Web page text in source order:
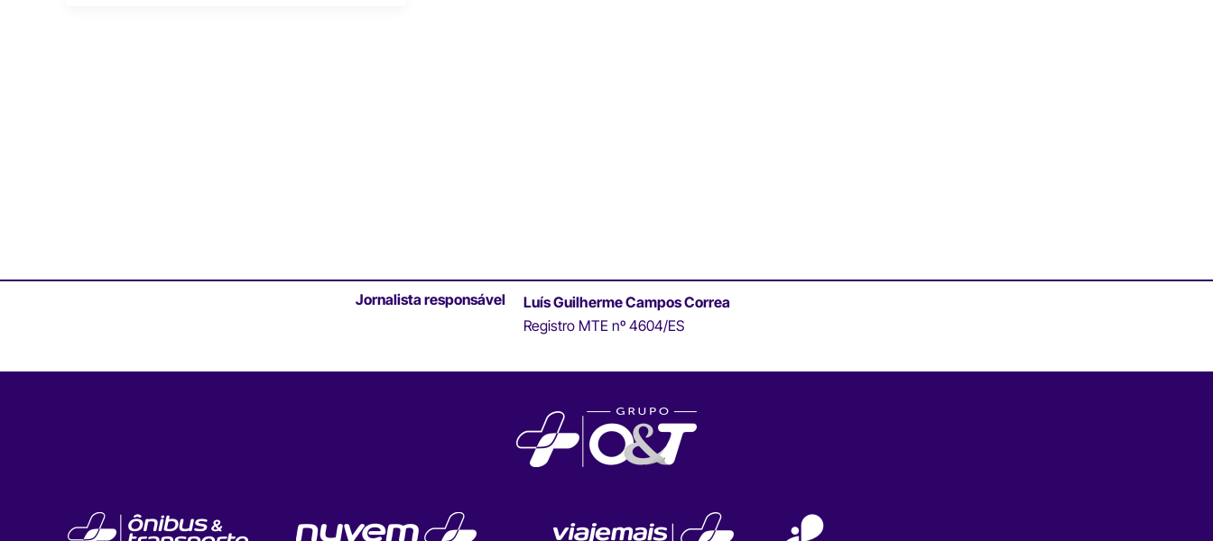
Jornalista responsável
Luís Guilherme Campos Correa
Registro MTE nº 4604/ES